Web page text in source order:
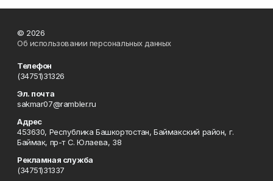
© 2026
Об использовании персональных данных
Телефон
(34751)31326
Эл. почта
sakmar07@rambler.ru
Адрес
453630, Республика Башкортостан, Баймакский район, г.
Баймак, пр-т С. Юлаева, 38
Рекламная служба
(34751)31337